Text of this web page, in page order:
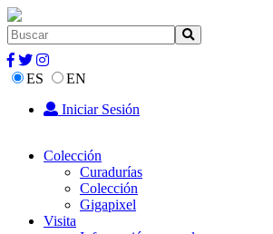
ES
EN
Iniciar Sesión
Colección
Curadurías
Colección
Gigapixel
Visita